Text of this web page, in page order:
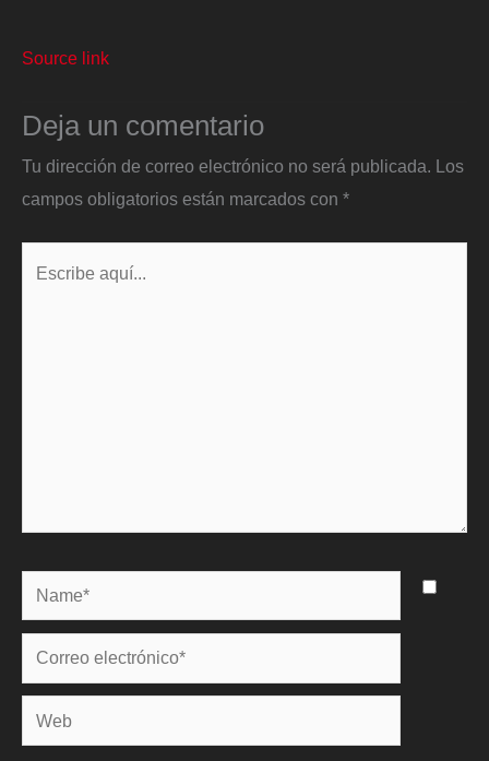
Source link
Deja un comentario
Tu dirección de correo electrónico no será publicada. Los
campos obligatorios están marcados con *
Name*
Correo
electrónico*
Web